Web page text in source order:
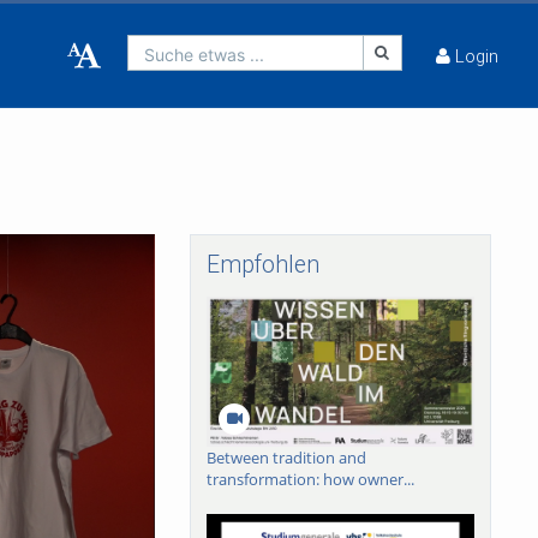
Suche etwas ... Login
Empfohlen
Between tradition and
transformation: how owner...